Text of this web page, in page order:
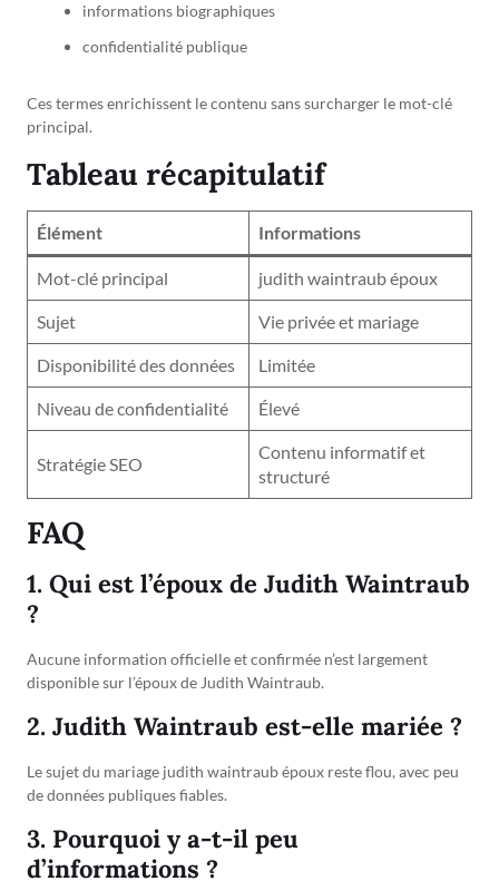
informations biographiques
confidentialité publique
Ces termes enrichissent le contenu sans surcharger le mot-clé
principal.
Tableau récapitulatif
Élément Informations
Mot-clé principal judith waintraub époux
Sujet Vie privée et mariage
Disponibilité des données Limitée
Niveau de confidentialité Élevé
Stratégie SEO
Contenu informatif et
structuré
FAQ
1. Qui est l’époux de Judith Waintraub
?
Aucune information officielle et confirmée n’est largement
disponible sur l’époux de Judith Waintraub.
2. Judith Waintraub est-elle mariée ?
Le sujet du mariage judith waintraub époux reste flou, avec peu
de données publiques fiables.
3. Pourquoi y a-t-il peu
d’informations ?